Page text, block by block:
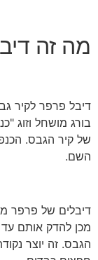
מה זה
דיבל פרפר לקיר
בורג מושחל וזוג
של קיר הגבס.
השם.
דיבלים של פרפר
מכן להדק אותם
הגבס. זה יוצר